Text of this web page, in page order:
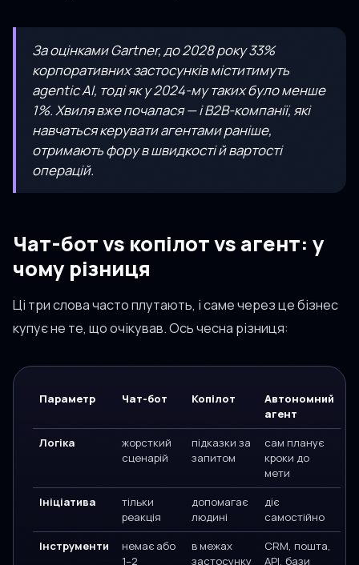
За оцінками Gartner, до 2028 року 33%
корпоративних застосунків міститимуть
agentic AI, тоді як у 2024-му таких було менше
1%. Хвиля вже почалася — і B2B-компанії, які
навчаться керувати агентами раніше,
отримають фору в швидкості й вартості
операцій.
Чат-бот vs копілот vs агент: у
чому різниця
Ці три слова часто плутають, і саме через це бізнес
купує не те, що очікував. Ось чесна різниця:
Параметр Чат-бот Копілот
Автономний
агент
Логіка
жорсткий
сценарій
підказки за
запитом
сам планує
кроки до
мети
Ініціатива
тільки
реакція
допомагає
людині
діє
самостійно
Інструменти
немає або
1–2
в межах
застосунку
CRM, пошта,
API, бази